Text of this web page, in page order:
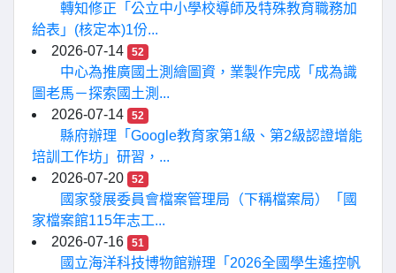
轉知修正「公立中小學校導師及特殊教育職務加
給表」(核定本)1份...
2026-07-14
52
中心為推廣國土測繪圖資，業製作完成「成為識
圖老馬－探索國土測...
2026-07-14
52
縣府辦理「Google教育家第1級、第2級認證增能
培訓工作坊」研習，...
2026-07-20
52
國家發展委員會檔案管理局（下稱檔案局）「國
家檔案館115年志工...
2026-07-16
51
國立海洋科技博物館辦理「2026全國學生遙控帆